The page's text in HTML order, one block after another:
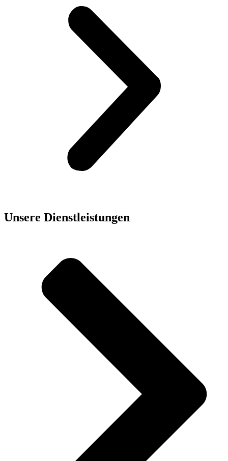
Unsere Dienst­leistungen